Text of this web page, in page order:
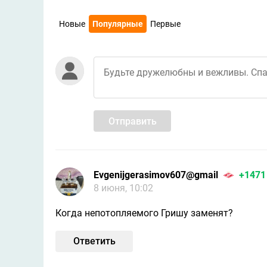
Новые Популярные Первые
Отправить
Evgenijgerasimov607@gmail
+1471
8 июня, 10:02
Когда непотопляемого Гришу заменят?
Ответить